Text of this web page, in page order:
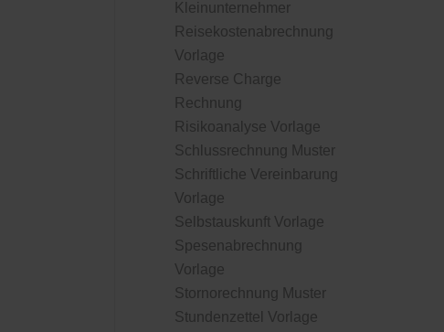
Kleinunternehmer
Reisekostenabrechnung
Vorlage
Reverse Charge
Rechnung
Risikoanalyse Vorlage
Schlussrechnung Muster
Schriftliche Vereinbarung
Vorlage
Selbstauskunft Vorlage
Spesenabrechnung
Vorlage
Stornorechnung Muster
Stundenzettel Vorlage